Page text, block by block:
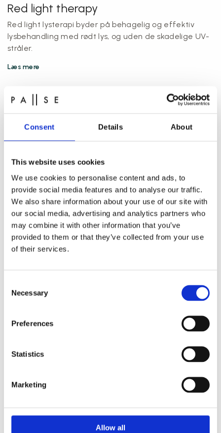
Consent Details About
This website uses cookies
We use cookies to personalise content and ads, to
provide social media features and to analyse our traffic.
We also share information about your use of our site with
our social media, advertising and analytics partners who
may combine it with other information that you’ve
provided to them or that they’ve collected from your use
of their services.
Selection
Necessary
Preferences
Statistics
Marketing
Allow all
Red light therapy
Red light lysterapi byder på behagelig og effektiv
lysbehandling med rødt lys, og uden de skadelige UV-
stråler.
Læs mere
245kr
Book wellness
Enkeltsession
Recovery boots
Recovery boots byder på avancerede støvler, som
trækkes over benene, og ved hjælp af luftkompression
hjælper dig til hurtig restitution.
1 person
195kr
Book wellness
Floating therapy x3